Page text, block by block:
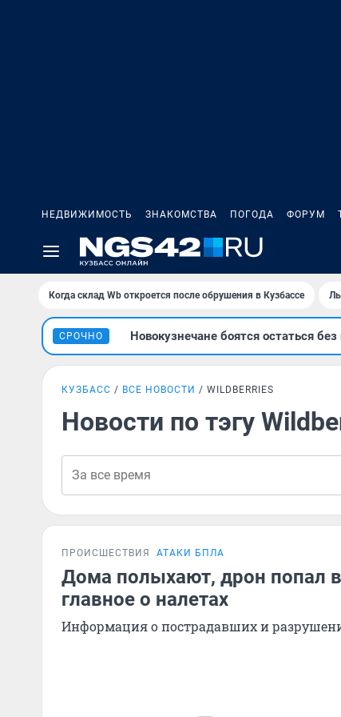
НЕДВИЖИМОСТЬ ЗНАКОМСТВА ПОГОДА ФОРУМ
Когда склад Wb откроется после обрушения в Кузбассе
СРОЧНО Новокузнечане боятся остаться
КУЗБАСС ВСЕ НОВОСТИ WILDBERRIES
Новости по тэгу
ПРОИСШЕСТВИЯ АТАКИ БПЛА
Дома полыхают, дрон попал
главное о налетах
Информация о пострадавших и